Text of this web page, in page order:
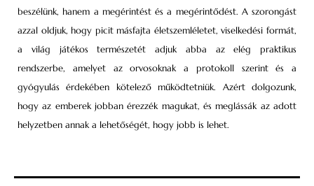
beszélünk, hanem a megérintést és a megérintődést. A szorongást
azzal oldjuk, hogy picit másfajta életszemléletet, viselkedési formát,
a világ játékos természetét adjuk abba az elég praktikus
rendszerbe, amelyet az orvosoknak a protokoll szerint és a
gyógyulás érdekében kötelező működtetniük. Azért dolgozunk,
hogy az emberek jobban érezzék magukat, és meglássák az adott
helyzetben annak a lehetőségét, hogy jobb is lehet.